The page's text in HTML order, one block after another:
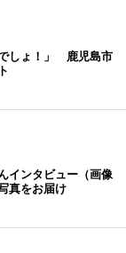
でしょ！」 鹿児島市
インタビュー（画像
真をお届け